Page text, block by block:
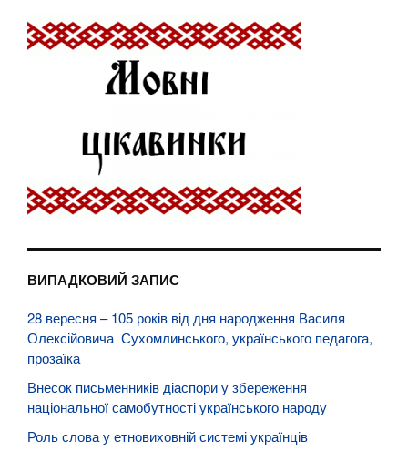
ВИПАДКОВИЙ ЗАПИС
28 вересня – 105 років від дня народження Василя
Олексійовича Сухомлинського, українського педагога,
прозаїка
Внесок письменників діаспори у збереження
національної самобутності українського народу
Роль слова у етновиховній системі українців